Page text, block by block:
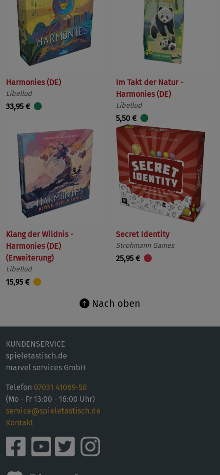
Harmonies (DE)
Libellud
33,95 €
Im Takt der Natur -
Harmonies (DE)
Libellud
5,50 €
Klang der Wildnis -
Harmonies (DE)
(Erweiterung)
Libellud
15,95 €
Secret Identity
Strohmann Games
25,95 €
Nach oben
KUNDENSERVICE
spieletastisch.de
marvel services GmbH
Telefon 07031 41069-50
(Mo - Fr 13:00 - 16:00 Uhr)
service@spieletastisch.de
Kontakt